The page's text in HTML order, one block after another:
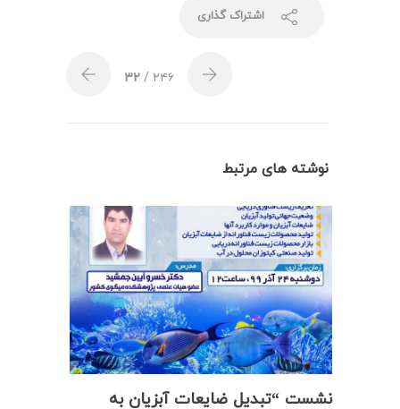
اشتراک گذاری
۳۲ / ۲۴۶
نوشته های مرتبط
نشست “تبدیل ضایعات آبزیان به